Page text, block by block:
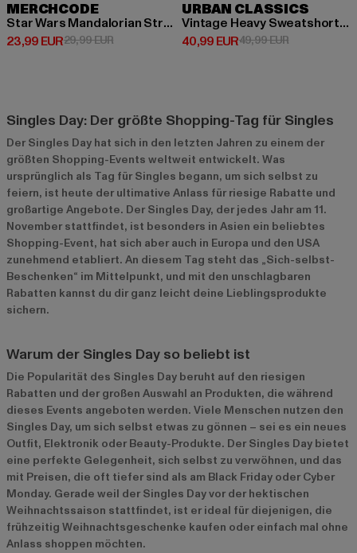
MERCHCODE
Star Wars Mandalorian Stronger that you think Loose Tee
23,99 EUR
Derzeitiger Preis: 23,99 EUR
29,99 EURAktionspreis: 29,99 EUR
URBAN CLASSICS
Vintage Heavy Sweatshorts 2-Pack
40,99 EUR
Derzeitiger Preis: 40,99 EUR
49,99 EURAktionspreis:
Singles Day: Der größte Shopping-Tag für Singles
Der Singles Day hat sich in den letzten Jahren zu einem der
größten Shopping-Events weltweit entwickelt. Was
ursprünglich als Tag für Singles begann, um sich selbst zu
feiern, ist heute der ultimative Anlass für riesige Rabatte und
großartige Angebote. Der Singles Day, der jedes Jahr am 11.
November stattfindet, ist besonders in Asien ein beliebtes
Shopping-Event, hat sich aber auch in Europa und den USA
zunehmend etabliert. An diesem Tag steht das „Sich-selbst-
Beschenken“ im Mittelpunkt, und mit den unschlagbaren
Rabatten kannst du dir ganz leicht deine Lieblingsprodukte
sichern.
Warum der Singles Day so beliebt ist
Die Popularität des Singles Day beruht auf den riesigen
Rabatten und der großen Auswahl an Produkten, die während
dieses Events angeboten werden. Viele Menschen nutzen den
Singles Day, um sich selbst etwas zu gönnen – sei es ein neues
Outfit, Elektronik oder Beauty-Produkte. Der Singles Day bietet
eine perfekte Gelegenheit, sich selbst zu verwöhnen, und das
mit Preisen, die oft tiefer sind als am Black Friday oder Cyber
Monday. Gerade weil der Singles Day vor der hektischen
Weihnachtssaison stattfindet, ist er ideal für diejenigen, die
frühzeitig Weihnachtsgeschenke kaufen oder einfach mal ohne
Anlass shoppen möchten.